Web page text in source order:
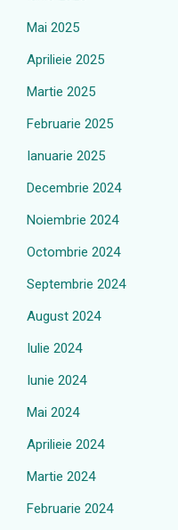
Mai 2025
Aprilieie 2025
Martie 2025
Februarie 2025
Ianuarie 2025
Decembrie 2024
Noiembrie 2024
Octombrie 2024
Septembrie 2024
August 2024
Iulie 2024
Iunie 2024
Mai 2024
Aprilieie 2024
Martie 2024
Februarie 2024